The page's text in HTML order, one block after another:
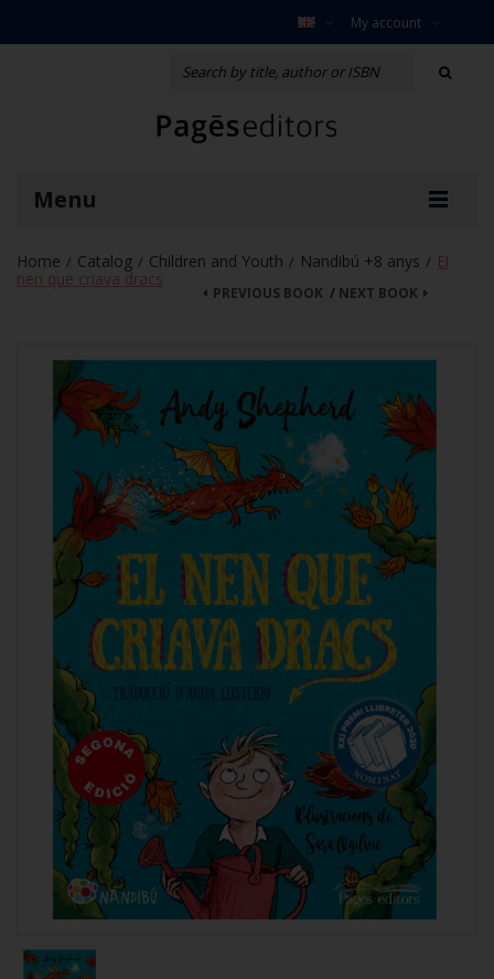
My account
Menu
Home / Catalog / Children and Youth / Nandibú +8 anys / El
nen que criava dracs
NEXT BOOK
PREVIOUS BOOK /